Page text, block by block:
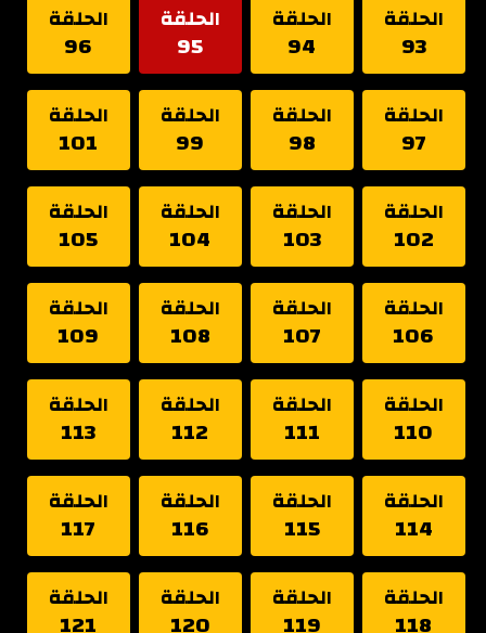
الحلقة
93
الحلقة
94
الحلقة
95
الحلقة
96
الحلقة
97
الحلقة
98
الحلقة
99
الحلقة
101
الحلقة
102
الحلقة
103
الحلقة
104
الحلقة
105
الحلقة
106
الحلقة
107
الحلقة
108
الحلقة
109
الحلقة
110
الحلقة
111
الحلقة
112
الحلقة
113
الحلقة
114
الحلقة
115
الحلقة
116
الحلقة
117
الحلقة
118
الحلقة
119
الحلقة
120
الحلقة
121